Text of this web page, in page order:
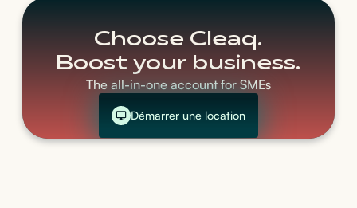
Choose Cleaq.
Boost your business.
The all-in-one account for SMEs
Démarrer une location